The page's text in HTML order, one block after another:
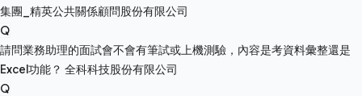
集團_精英公共關係顧問股份有限公司
Q
請問業務助理的面試會不會有筆試或上機測驗，內容是考資料彙整還是
Excel功能？ 全科科技股份有限公司
Q